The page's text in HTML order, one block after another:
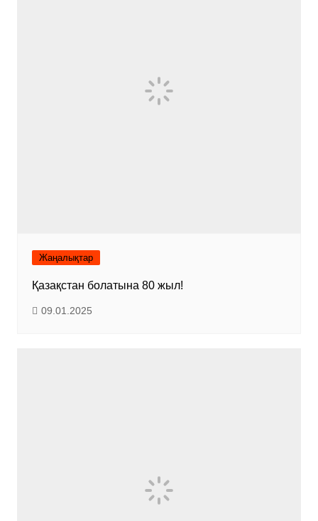
Жаңалықтар
Қазақстан болатына 80 жыл!
09.01.2025